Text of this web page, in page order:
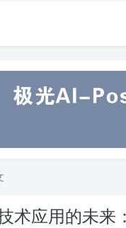
术应用的未来